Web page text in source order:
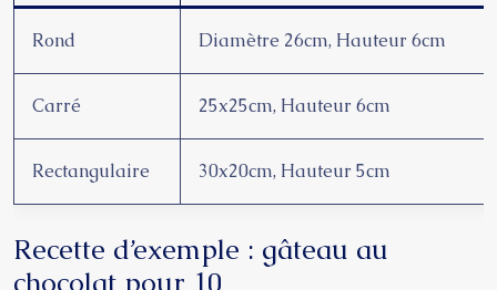
Rond Diamètre 26cm, Hauteur 6cm
Carré 25x25cm, Hauteur 6cm
Rectangulaire 30x20cm, Hauteur 5cm
Recette d’exemple : gâteau au
chocolat pour 10